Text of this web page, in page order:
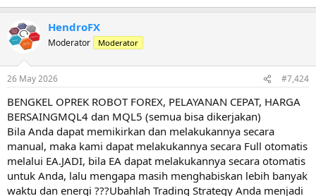
HendroFX
Moderator Moderator
26 May 2026 #7,424
BENGKEL OPREK ROBOT FOREX, PELAYANAN CEPAT, HARGA
BERSAINGMQL4 dan MQL5 (semua bisa dikerjakan)
Bila Anda dapat memikirkan dan melakukannya secara
manual, maka kami dapat melakukannya secara Full otomatis
melalui EA.JADI, bila EA dapat melakukannya secara otomatis
untuk Anda, lalu mengapa masih menghabiskan lebih banyak
waktu dan energi ???Ubahlah Trading Strategy Anda menjadi